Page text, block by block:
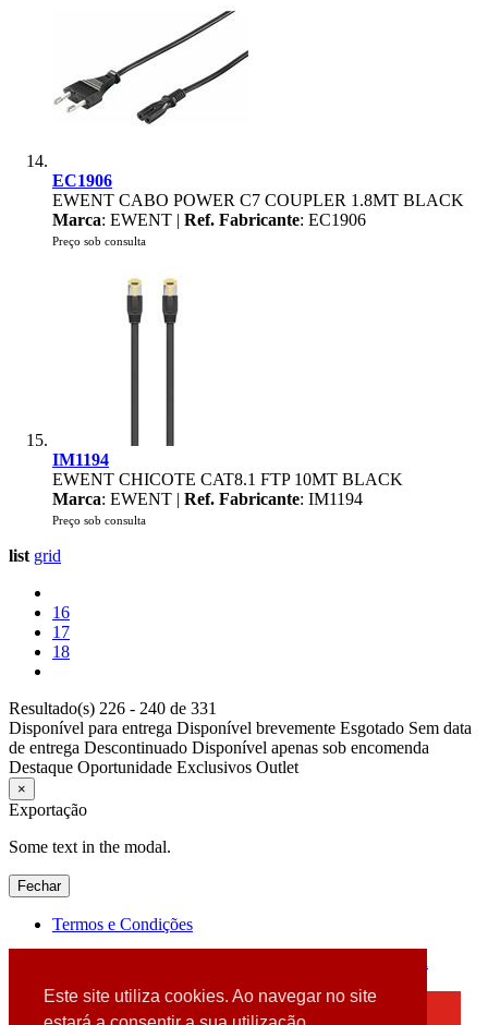
Este site utiliza cookies. Ao navegar no site
EC1906
EWENT CABO POWER C7 COUPLER 1.8MT BLACK
Marca: EWENT | Ref. Fabricante: EC1906
Preço sob consulta
IM1194
EWENT CHICOTE CAT8.1 FTP 10MT BLACK
Marca: EWENT | Ref. Fabricante: IM1194
Preço sob consulta
list grid
16
17
18
Resultado(s) 226 - 240 de 331
Disponível para entrega Disponível brevemente Esgotado Sem data
de entrega Descontinuado Disponível apenas sob encomenda
Destaque Oportunidade Exclusivos Outlet
×
Exportação
Some text in the modal.
Fechar
Termos e Condições